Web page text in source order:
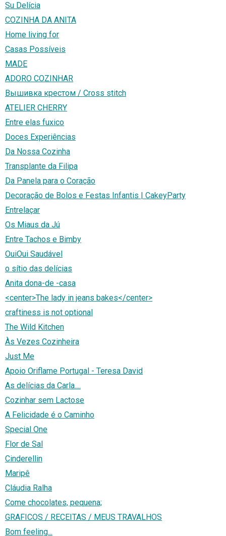
Su Delícia
COZINHA DA ANITA
Home living for
Casas Possíveis
MADE
ADORO COZINHAR
Вышивка крестом / Cross stitch
ATELIER CHERRY
Entre elas fuxico
Doces Experiências
Da Nossa Cozinha
Transplante da Filipa
Da Panela para o Coração
Decoração de Bolos e Festas Infantis | CakeyParty
Entrelaçar
Os Miaus da Jú
Entre Tachos e Bimby
OuiOui Saudável
o sítio das delícias
Anita dona-de -casa
<center>The lady in jeans bakes</center>
craftiness is not optional
The Wild Kitchen
Às Vezes Cozinheira
Just Me
Apoio Oriflame Portugal - Teresa David
As delícias da Carla....
Cozinhar sem Lactose
A Felicidade é o Caminho
Special One
Flor de Sal
Cinderellin
Maripê
Cláudia Ralha
Come chocolates, pequena;
GRAFICOS / RECEITAS / MEUS TRAVALHOS
Bom feeling...